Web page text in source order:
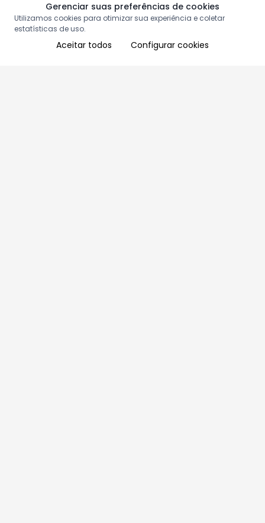
Gerenciar suas preferências de cookies
Utilizamos cookies para otimizar sua experiência e coletar
estatísticas de uso.
Aceitar todos Configurar cookies